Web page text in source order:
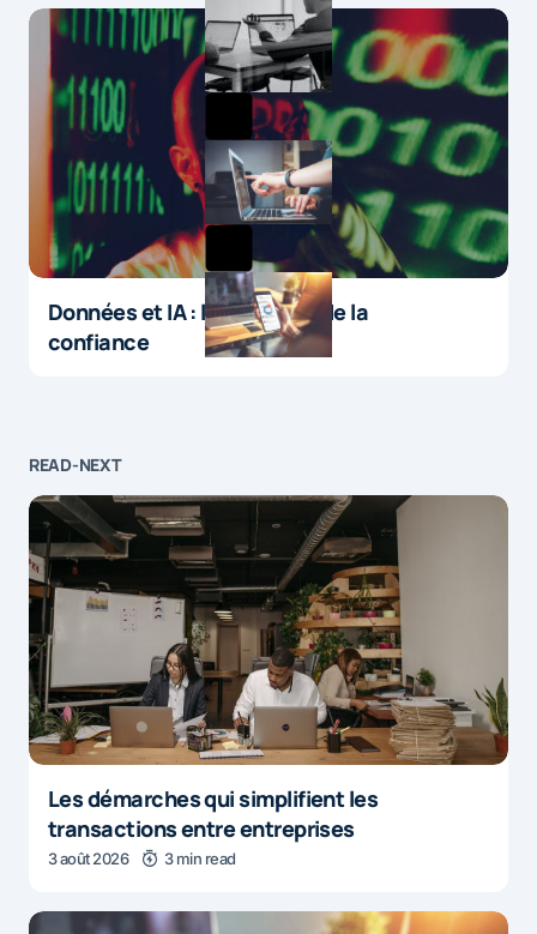
Données et IA : le paradoxe de la
confiance
READ-NEXT
Les démarches qui simplifient les
transactions entre entreprises
3 août 2026 3 min read